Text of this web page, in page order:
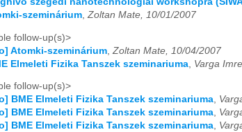
04 05 06 07 08 09 10 11 12
04 05 06 07
04 05 06 07 08 09 10 11 12
04 05 06 07 08 09 10 11 12
04 05 06 07 08 09 10 11 12
szeminárium,Zoltan Mate, 10/01/2007
follow-up(s)>
Atomki-szeminárium Zoltan Mate, 10/04/2007
Elmeleti Fizika Tanszek szeminariuma Varga
follow-up(s)>
BME Elmeleti Fizika Tanszek szeminariuma,
BME Elmeleti Fizika Tanszek szeminariuma,
BME Elmeleti Fizika Tanszek szeminariuma,